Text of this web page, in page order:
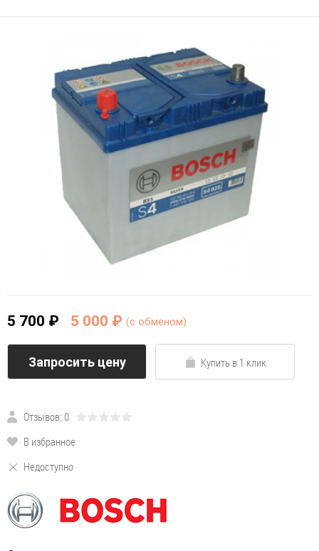
5 700 ₽ 5 000 ₽ (c обменом)
Запросить цену Купить в 1 клик
Отзывов: 0
В избранное
Недоступно